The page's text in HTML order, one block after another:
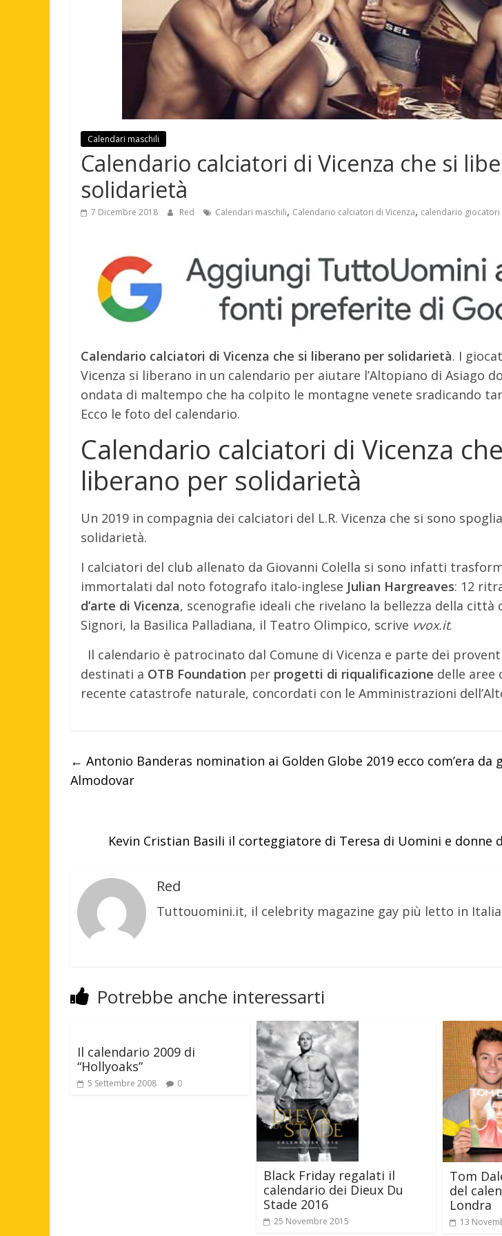
Calendari maschili
Calendario calciatori di Vicenza che si
solidarietà
7 Dicembre 2018 Red Calendari maschili, Calendario calciatori di Vicenza, calendario giocatori
Calendario calciatori di Vicenza che si liberano per solidarietà. I
Vicenza si liberano in un calendario per aiutare l’Altopiano di Asiago
ondata di maltempo che ha colpito le montagne venete sradicando
Ecco le foto del calendario.
Calendario calciatori di Vicenza
liberano per solidarietà
Un 2019 in compagnia dei calciatori del L.R. Vicenza che si sono
solidarietà.
I calciatori del club allenato da Giovanni Colella si sono infatti
immortalati dal noto fotografo italo-inglese Julian Hargreaves: 12
d’arte di Vicenza, scenografie ideali che rivelano la bellezza della città
Signori, la Basilica Palladiana, il Teatro Olimpico, scrive vvox.it.
Il calendario è patrocinato dal Comune di Vicenza e parte dei
destinati a OTB Foundation per progetti di riqualificazione delle aree
recente catastrofe naturale, concordati con le Amministrazioni
← Antonio Banderas nomination ai Golden Globe 2019 ecco com’era da
Almodovar
Kevin Cristian Basili il corteggiatore di Teresa di Uomini e donne
Red
Tuttouomini.it, il celebrity magazine gay più letto in Italia
Potrebbe anche interessarti
Il calendario 2009 di
“Hollyoaks”
5 Settembre 2008 0
Black Friday regalati il
calendario dei Dieux Du
Stade 2016
25 Novembre 2015
Tom
del
Londra
13